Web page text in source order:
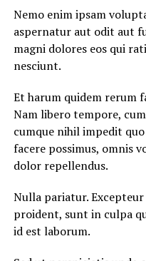
Nemo enim ipsam
aspernatur aut odit aut
magni dolores eos qui
nesciunt.
Et harum quidem rerum
Nam libero tempore,
cumque nihil impedit
facere possimus, omnis
dolor repellendus.
Nulla pariatur.
proident, sunt in culpa
id est laborum.